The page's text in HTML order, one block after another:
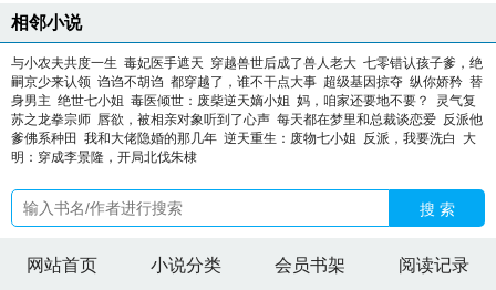
相邻小说
与小农夫共度一生 毒妃医手遮天 穿越兽世后成了兽人老大 七零错认孩子爹，绝
嗣京少来认领 诌诌不胡诌 都穿越了，谁不干点大事 超级基因掠夺 纵你娇矜 替
身男主 绝世七小姐 毒医倾世：废柴逆天嫡小姐 妈，咱家还要地不要？
灵气复
苏之龙拳宗师 唇欲，被相亲对象听到了心声 每天都在梦里和总裁谈恋爱 反派他
爹佛系种田 我和大佬隐婚的那几年 逆天重生：废物七小姐 反派，我要洗白
大
明：穿成李景隆，开局北伐朱棣
搜 索
网站首页 小说分类 会员书架 阅读记录